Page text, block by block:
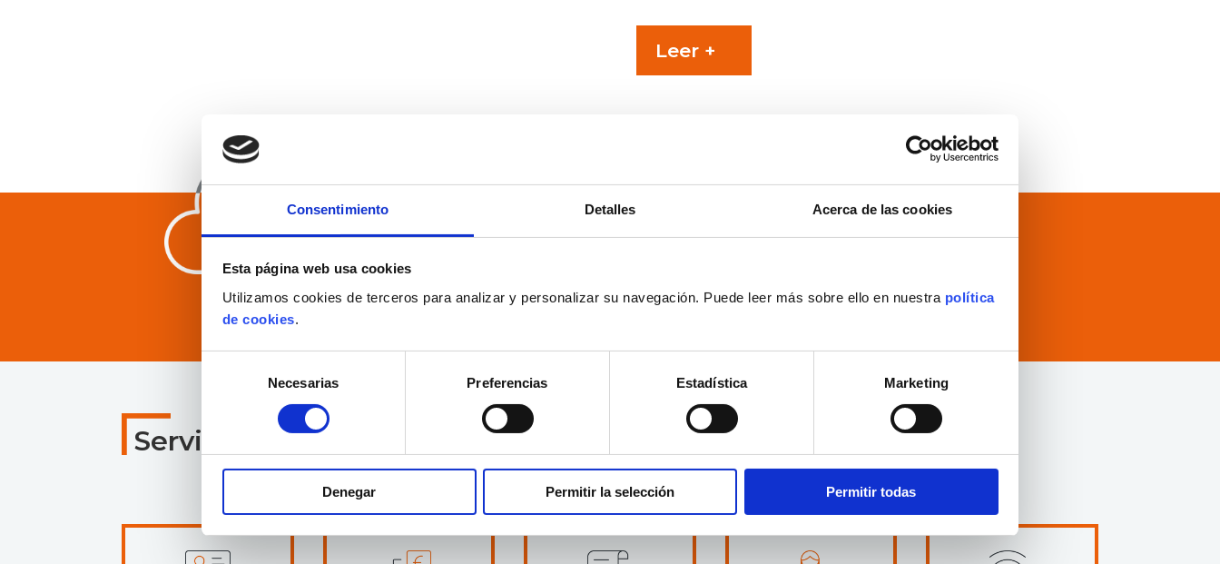
Consentimiento Detalles Acerca de las cookies
Esta página web usa cookies
Utilizamos cookies de terceros para analizar y personalizar su navegación. Puede leer más sobre ello en nuestra política
de cookies.
Selección
consentimiento
Necesarias Preferencias Estadística Marketing
Denegar Permitir la selección Permitir todas
Leer +
Datagés es un despacho de abogados con más
de 15 años de experiencia en el sector de la
protección de Datos Personales y de los
Derechos Digitales.
Servicios Especializados para un Mundo Digital